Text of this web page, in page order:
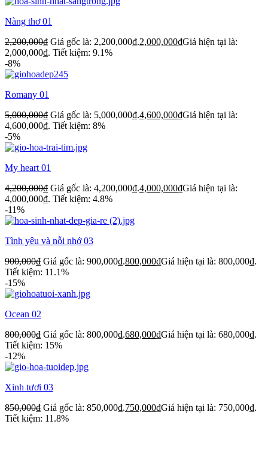
Nàng thơ 01
2,200,000₫ Giá gốc là: 2,200,000₫.2,000,000₫Giá hiện tại là:
2,000,000₫. Tiết kiệm: 9.1%
-8%
Romany 01
5,000,000₫ Giá gốc là: 5,000,000₫.4,600,000₫Giá hiện tại là:
4,600,000₫. Tiết kiệm: 8%
-5%
My heart 01
4,200,000₫ Giá gốc là: 4,200,000₫.4,000,000₫Giá hiện tại là:
4,000,000₫. Tiết kiệm: 4.8%
-11%
Tình yêu và nỗi nhớ 03
900,000₫ Giá gốc là: 900,000₫.800,000₫Giá hiện tại là: 800,000₫.
Tiết kiệm: 11.1%
-15%
Ocean 02
800,000₫ Giá gốc là: 800,000₫.680,000₫Giá hiện tại là: 680,000₫.
Tiết kiệm: 15%
-12%
Xinh tươi 03
850,000₫ Giá gốc là: 850,000₫.750,000₫Giá hiện tại là: 750,000₫.
Tiết kiệm: 11.8%